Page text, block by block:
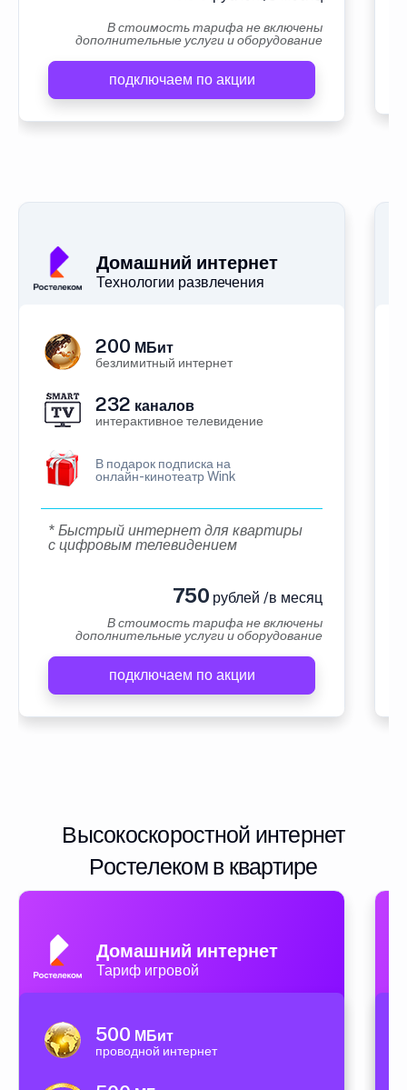
В стоимость тарифа не включены
дополнительные услуги и оборудование
подключаем по акции
Домашний интернет
Технологии развлечения
200 МБит
безлимитный интернет
232 каналов
интерактивное телевидение
В подарок подписка на
онлайн-кинотеатр Wink
* Быстрый интернет для квартиры
с цифровым телевидением
750 рублей /в месяц
В стоимость тарифа не включены
дополнительные услуги и оборудование
подключаем по акции
Высокоскоростной интернет
Ростелеком в квартире
Домашний интернет
Тариф игровой
500 МБит
проводной интернет